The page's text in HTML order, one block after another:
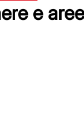
e aree